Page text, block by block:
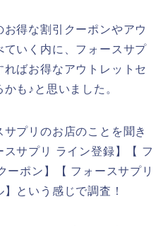
得な割引クーポンやアウ
ていく内に、フォースサプ
ばお得なアウトレットセ
も♪と思いました。
プリのお店のことを聞き
サプリ ライン登録】【 フ
ーポン】【 フォースサプリ
という感じで調査！